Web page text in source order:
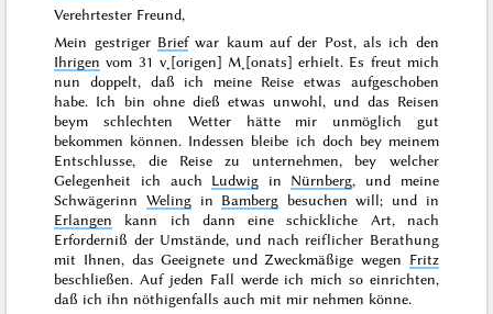
Verehrtester Freund,
Mein gestriger Briefwar kaum auf der Post, als ich den
Ihrigen vom 31 v˖[origen] M˖[onats] erhielt. Es freut mich
nun doppelt, daß ich meine Reise etwas aufgeschoben
habe. Ich bin ohne dieß etwas unwohl, und das Reisen
beym schlechten Wetter hätte mir unmöglich gut
bekommen können. Indessen bleibe ich doch bey meinem
Entschlusse, die Reise zu unternehmen, bey welcher
Gelegenheit ich auch Ludwig in Nürnberg, und meine
Schwägerinn Welingin Bamberg besuchen will; und in
Erlangen kann ich dann eine schickliche Art, nach
Erforderniß der Umstände, und nach reiflicher Berathung
mit Ihnen, das Geeignete und Zweckmäßige wegen Fritz
beschließen. Auf jeden Fall werde ich mich so einrichten,
daß ich ihn nöthigenfalls auch mit mir nehmen könne.